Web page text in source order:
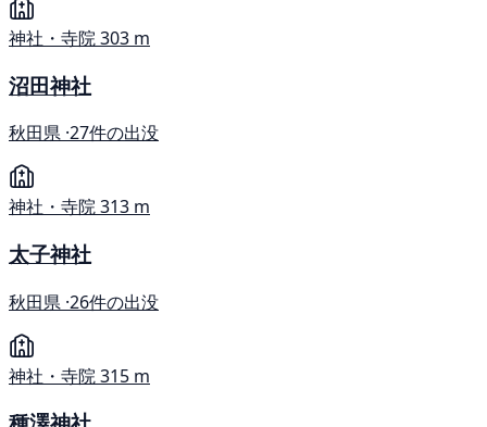
神社・寺院303 m
沼田神社
秋田県 ·27件の出没
神社・寺院313 m
太子神社
秋田県 ·26件の出没
神社・寺院315 m